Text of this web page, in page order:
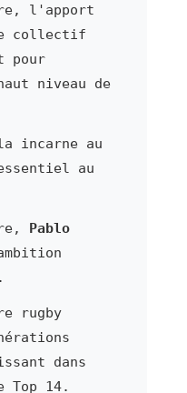
l'apport
collectif
pour
niveau de
incarne au
au
Pablo
rugby
dans
Top 14.